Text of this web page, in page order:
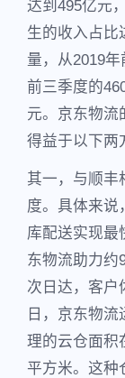
达到495亿元
生的收入占比
量，从2019
前三季度的
元。京东物流
得益于以下两
其一，与顺丰
度。具体来说
库配送实现最
东物流助力约
次日达，客户
日，京东物
理的云仓面积
平方米。这种